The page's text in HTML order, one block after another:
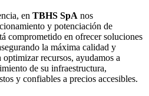
en TBHS SpA nos
y potenciación de
comprometido en ofrecer soluciones
la máxima calidad y
recursos, ayudamos a
de su infraestructura,
y confiables a precios accesibles.